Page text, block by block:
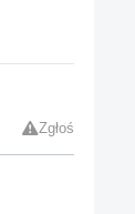
Zgłoś